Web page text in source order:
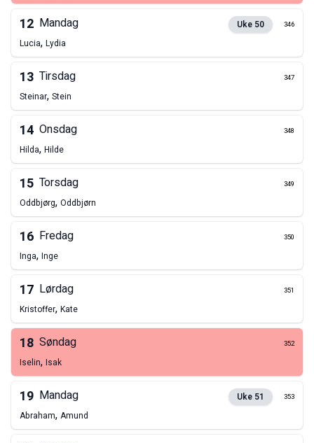
12 Mandag Uke 50 346
Lucia, Lydia
13 Tirsdag 347
Steinar, Stein
14 Onsdag 348
Hilda, Hilde
15 Torsdag 349
Oddbjørg, Oddbjørn
16 Fredag 350
Inga, Inge
17 Lørdag 351
Kristoffer, Kate
18 Søndag 352
Iselin, Isak
19 Mandag Uke 51 353
Abraham, Amund